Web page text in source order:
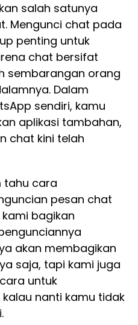
salah satunya
Mengunci chat pada
penting untuk
chat bersifat
sembarangan orang
Dalam
sendiri, kamu
aplikasi tambahan,
chat kini telah
tahu cara
pesan chat
bagikan
akan membagikan
saja, tapi kami juga
untuk
nanti kamu tidak